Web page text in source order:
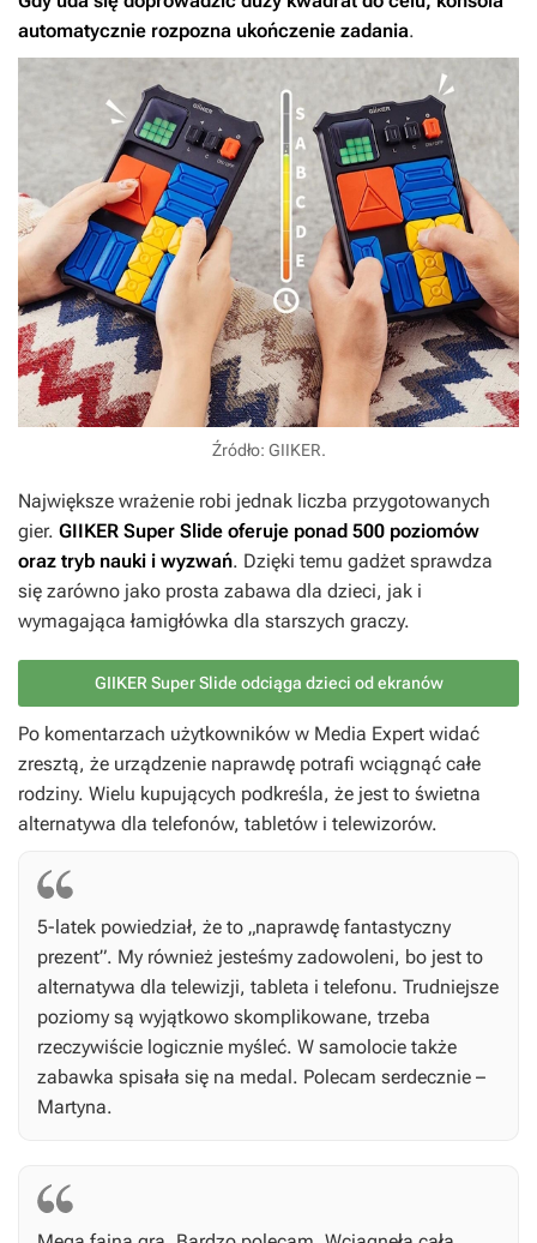
automatycznie rozpozna ukończenie zadania.
Źródło: GIIKER.
Największe wrażenie robi jednak liczba przygotowanych
gier. GIIKER Super Slide oferuje ponad 500 poziomów
oraz tryb nauki i wyzwań. Dzięki temu gadżet sprawdza
się zarówno jako prosta zabawa dla dzieci, jak i
wymagająca łamigłówka dla starszych graczy.
GIIKER Super Slide odciąga dzieci od ekranów
Po komentarzach użytkowników w Media Expert widać
zresztą, że urządzenie naprawdę potrafi wciągnąć całe
rodziny. Wielu kupujących podkreśla, że jest to świetna
alternatywa dla telefonów, tabletów i telewizorów.
5-latek powiedział, że to „naprawdę fantastyczny
prezent”. My również jesteśmy zadowoleni, bo jest to
alternatywa dla telewizji, tableta i telefonu. Trudniejsze
poziomy są wyjątkowo skomplikowane, trzeba
rzeczywiście logicznie myśleć. W samolocie także
zabawka spisała się na medal. Polecam serdecznie –
Martyna.